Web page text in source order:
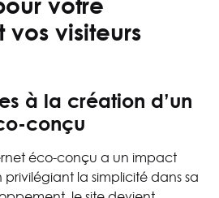
vos visiteurs
à la création d’un
conçu
éco-conçu a un impact
privilégiant la simplicité dans sa